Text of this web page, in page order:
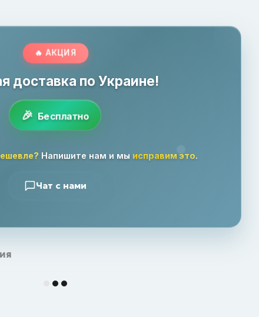
🔥 АКЦИЯ
доставка по Украине!
Бесплатно
Напишите нам и мы исправим это.
Чат с нами